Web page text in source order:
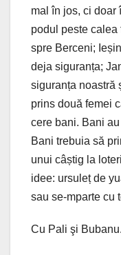
mal în jos, ci doar
podul peste
spre Berceni;
deja siguranța;
siguranța noastră
prins două femei
cere bani. Bani
Bani trebuia să
unui câștig la
idee: ursuleț de
sau se-mparte cu
Cu Pali şi Bubanu.